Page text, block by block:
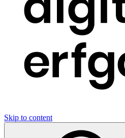
Skip to content